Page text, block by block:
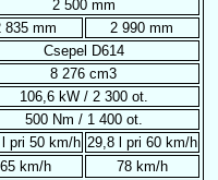
2 500 mm
835 mm 2 990 mm
Csepel D614
8 276 cm3
106,6 kW / 2 300 ot.
500 Nm / 1 400 ot.
pri 50 km/h 29,8 l pri 60 km/h
65 km/h 78 km/h